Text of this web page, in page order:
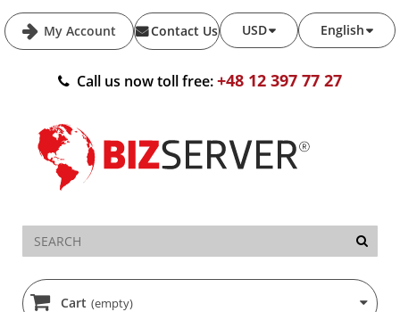
My Account English
USD
Contact Us
Call us now toll free:+48 12 397 77 27
Cart (empty)